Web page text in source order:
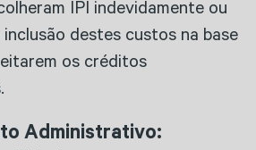
IPI indevidamente ou
destes custos na base
os créditos
Administrativo: